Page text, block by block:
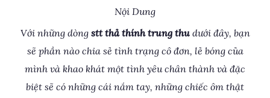
Nội Dung
Với những dòngstt thả thính trung thudưới đây, bạn
sẽ phần nào chia sẻ tình trạng cô đơn, lẻ bóng của
mình và khao khát một tình yêu chân thành và đặc
biệt sẽ có những cái nắm tay, những chiếc ôm thật